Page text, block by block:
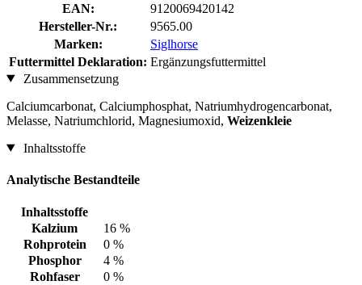
EAN:
9120069420142
Hersteller-Nr.:
9565.00
Marken:
Siglhorse
Futtermittel Deklaration: Ergänzungsfuttermittel
Zusammensetzung
Calciumcarbonat, Calciumphosphat, Natriumhydrogencarbonat,
Melasse, Natriumchlorid, Magnesiumoxid, Weizenkleie
Inhaltsstoffe
Analytische Bestandteile
Inhaltsstoffe
Kalzium
16 %
Rohprotein
0 %
Phosphor
4 %
Rohfaser
0 %